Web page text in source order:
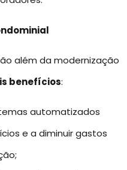
além da modernização
benefícios:
automatizados
e a diminuir gastos